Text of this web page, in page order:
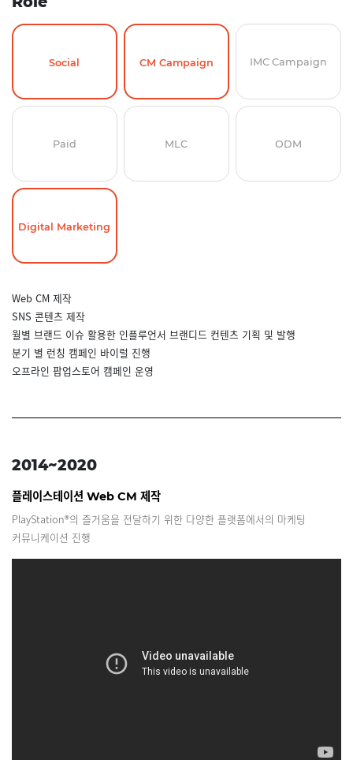
Social CM Campaign IMC Campaign
Paid MLC ODM
Digital Marketing
Web CM 제작
SNS 콘텐츠 제작
월별 브랜드 이슈 활용한 인플루언서 브랜디드 컨텐츠 기획 및 발행
분기 별 런칭 캠페인 바이럴 진행
오프라인 팝업스토어 캠페인 운영
2014~2020
플레이스테이션 Web CM 제작
PlayStation®의 즐거움을 전달하기 위한 다양한 플랫폼에서의 마케팅
커뮤니케이션 진행